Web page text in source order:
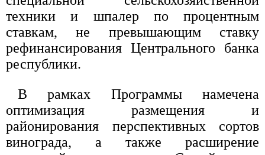
техники и шпалер по процентным
ставкам, не превышающим ставку
рефинансирования Центрального банка
республики.
В рамках Программы намечена
оптимизация размещения и
районирования перспективных сортов
винограда, а также расширение